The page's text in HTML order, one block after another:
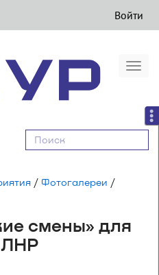
Войти
/ Фотогалереи /
смены» для
ЛНР